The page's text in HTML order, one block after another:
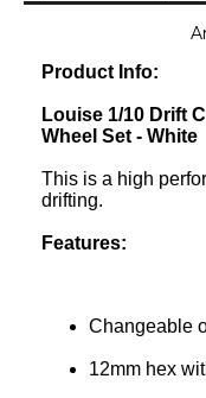
Product Info:
Louise 1/10 Drift
Wheel Set - White
This is a high
drifting.
Features:
Changeable
12mm hex